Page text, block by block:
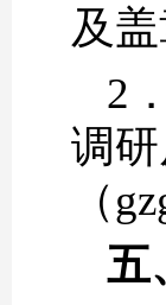
及盖
2
调
（
五